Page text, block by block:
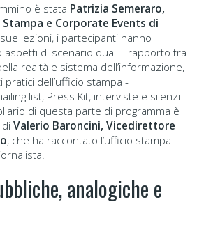
è stata Patrizia Semeraro,
e Corporate Events di
sue lezioni, i partecipanti hanno
di scenario quali il rapporto tra
realtà e sistema dell’informazione,
dell’ufficio stampa -
list, Press Kit, interviste e silenzi
di questa parte di programma è
Valerio Baroncini, Vicedirettore
, che ha raccontato l’ufficio stampa
analogiche e